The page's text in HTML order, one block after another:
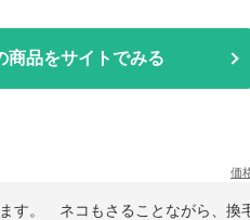
商品をサイトでみる
価
す。 ネコもさることながら、換